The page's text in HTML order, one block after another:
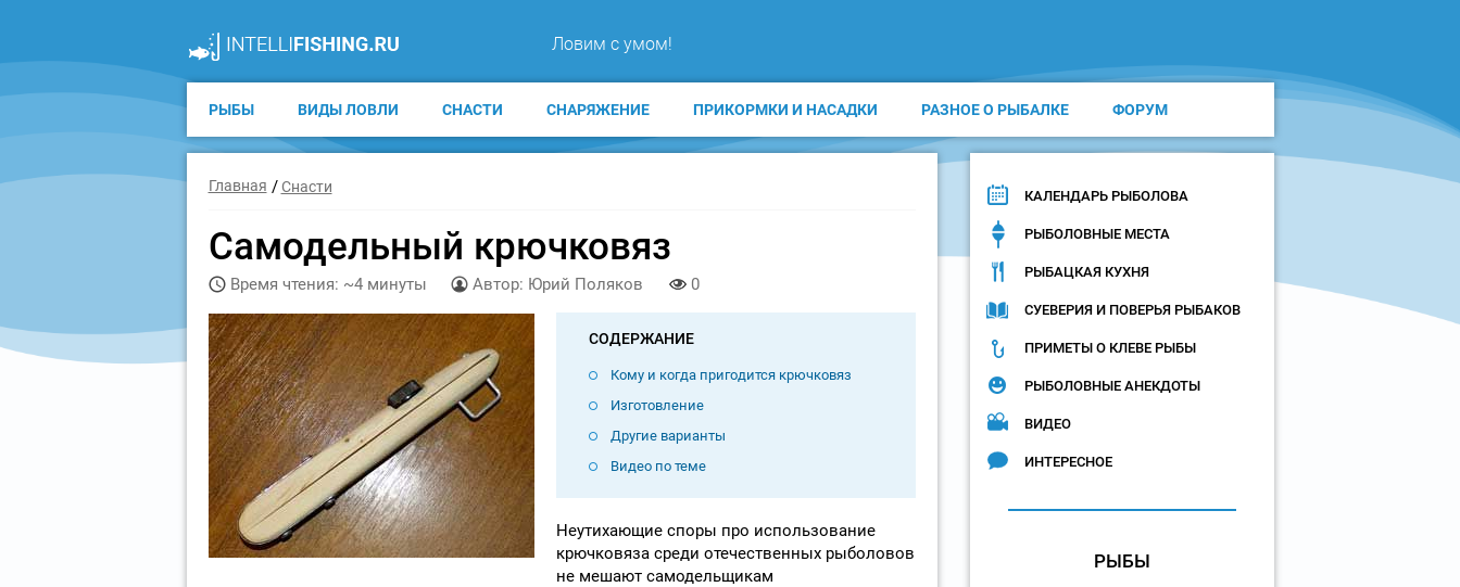
Ловим с умом!
РЫБЫ ВИДЫ ЛОВЛИ СНАСТИ СНАРЯЖЕНИЕ ПРИКОРМКИ И НАСАДКИ РАЗНОЕ О РЫБАЛКЕ ФОРУМ
Главная Снасти
Самодельный крючковяз
Время чтения: ~4 минуты Автор: Юрий Поляков 0
СОДЕРЖАНИЕ
Кому и когда пригодится крючковяз
Изготовление
Другие варианты
Видео по теме
Неутихающие споры про использование
крючковяза среди отечественных рыболовов
не мешают самодельщикам
КАЛЕНДАРЬ РЫБОЛОВА
РЫБОЛОВНЫЕ МЕСТА
РЫБАЦКАЯ КУХНЯ
СУЕВЕРИЯ И ПОВЕРЬЯ РЫБАКОВ
ПРИМЕТЫ О КЛЕВЕ РЫБЫ
РЫБОЛОВНЫЕ АНЕКДОТЫ
ВИДЕО
ИНТЕРЕСНОЕ
РЫБЫ